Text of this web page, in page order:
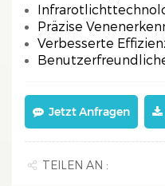
Präzise
Verbesserte
Jetzt Anfragen
TEILEN AN :